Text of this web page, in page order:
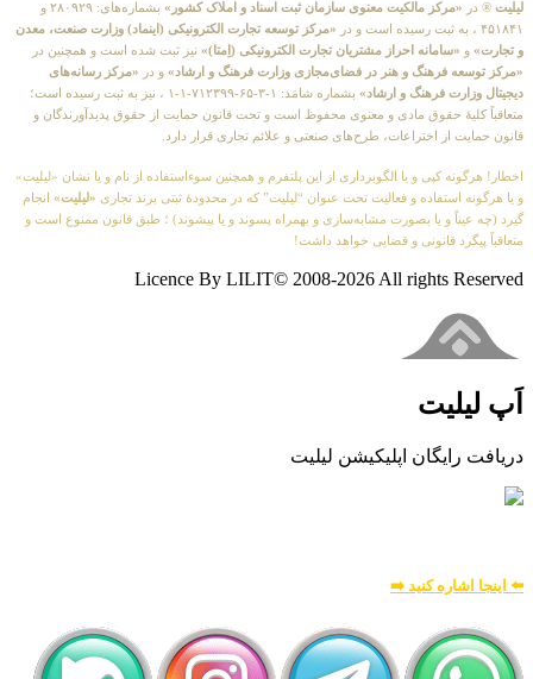
لیلیت ® در «مرکز مالکیت معنوی سازمان ثبت اسناد و املاک کشور»
بشماره‌های: ۲۸۰۹۲۹ و
۴۵۱۸۴۱ ، به ثبت رسیده است و در
«مرکز توسعه تجارت الکترونیکی (اینماد) وزارت صنعت، معدن
و تجارت» و «سامانه احراز مشتریان تجارت الکترونیکی (اِمتا)» نیز ثبت شده است و همچنین در
«مرکز توسعه فرهنگ و هنر در فضای‌مجازی وزارت فرهنگ و ارشاد» و در «مرکز رسانه‌های
دیجیتال وزارت فرهنگ و ارشاد»
بشماره شامَد: ۱-۳-۶۵-۷۱۲۳۹۹-۱-۱ ، نیز به ثبت رسیده است؛
متعاقباً کلیهٔ حقوق مادی و معنوی محفوظ است و تحت قانون حمایت از حقوق پدیدآورندگان و
قانون حمایت از اختراعات، طرح‌های صنعتی و علائم تجاری قرار دارد.
اخطار! هرگونه کپی و یا الگوبرداری از این پلتفرم و همچنین سوءاستفاده از نام و یا نشان «لیلیت»
و یا هرگونه استفاده و فعالیت تحت عنوان “لیلیت” که در محدودهٔ ثبتی برند تجاری «لیلیت» انجام
گیرد (چه عیناً و یا بصورت مشابه‌سازی و بهمراه پسوند و یا پیشوند) ؛ طبق قانون ممنوع است و
متعاقباً پیگرد قانونی و قضایی خواهد داشت!
Licence By LILIT© 2008-2026 All rights Reserved
اَپ لیلیت
دریافت رایگان اپلیکیشن لیلیت
⬅️ اینجا اشاره کنید ➡️